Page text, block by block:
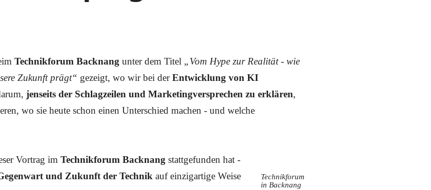
Technikforum Backnang unter dem Titel „Vom Hype zur Realität - wie
Zukunft prägt“ gezeigt, wo wir bei der Entwicklung von KI
jenseits der Schlagzeilen und Marketingversprechen zu erklären,
wo sie heute schon einen Unterschied machen - und welche
Technikforum
in Backnang
Vortrag im Technikforum Backnang stattgefunden hat -
und Zukunft der Technik auf einzigartige Weise